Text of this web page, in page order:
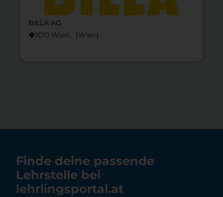
BILLA AG
location_on1010 Wien (Wien)
Finde deine passende
Lehrstelle bei
lehrlingsportal.at